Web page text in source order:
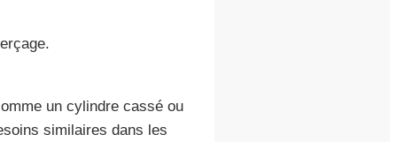
un cylindre cassé ou
similaires dans les